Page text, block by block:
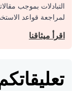
التبادلات بموجب
لمراجعة قواعد
اقرأ ميثاقنا